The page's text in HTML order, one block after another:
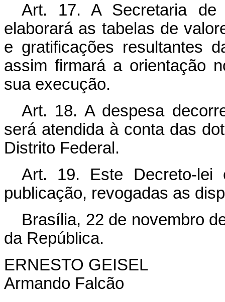
Art. 17. A Secretaria de
elaborará as tabelas de
e gratificações resultantes
assim firmará a orientação
sua execução.
Art. 18. A despesa
será atendida à conta das
Distrito Federal.
Art. 19. Este Decreto-
publicação, revogadas as
Brasília, 22 de novembro
da República.
ERNESTO GEISEL
Armando Falcão